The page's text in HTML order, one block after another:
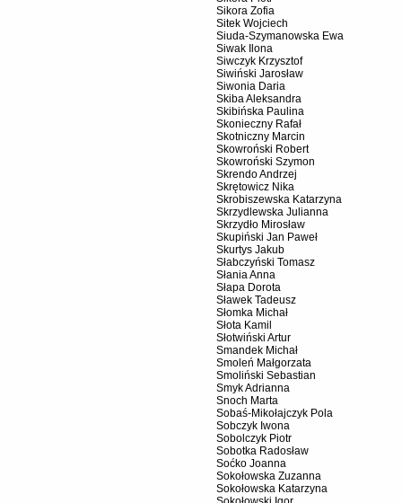
Sikora Zofia
Sitek Wojciech
Siuda-Szymanowska Ewa
Siwak Ilona
Siwczyk Krzysztof
Siwiński Jarosław
Siwonia Daria
Skiba Aleksandra
Skibińska Paulina
Skonieczny Rafał
Skotniczny Marcin
Skowroński Robert
Skowroński Szymon
Skrendo Andrzej
Skrętowicz Nika
Skrobiszewska Katarzyna
Skrzydlewska Julianna
Skrzydło Mirosław
Skupiński Jan Paweł
Skurtys Jakub
Słabczyński Tomasz
Słania Anna
Słapa Dorota
Sławek Tadeusz
Słomka Michał
Słota Kamil
Słotwiński Artur
Smandek Michał
Smoleń Małgorzata
Smoliński Sebastian
Smyk Adrianna
Snoch Marta
Sobaś-Mikołajczyk Pola
Sobczyk Iwona
Sobolczyk Piotr
Sobotka Radosław
Soćko Joanna
Sokołowska Zuzanna
Sokołowska Katarzyna